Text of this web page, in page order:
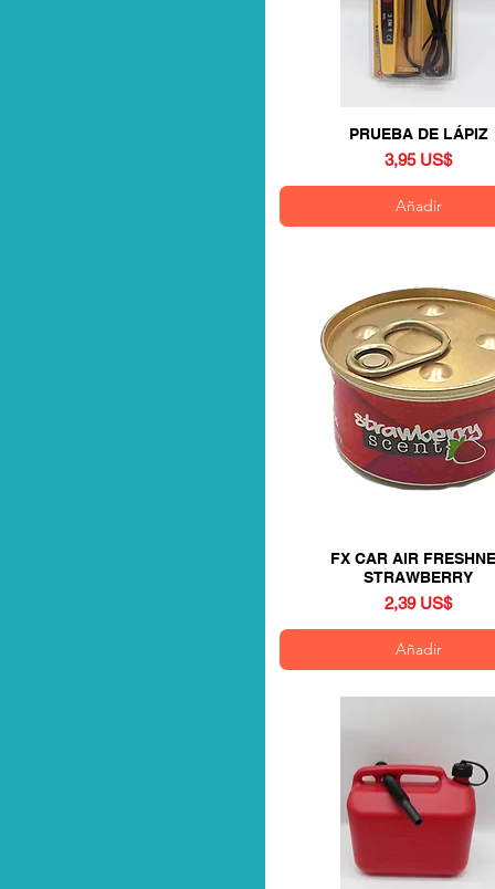
Vista rápida
PRUEBA DE LÁPIZ
Precio
3,95 US$
Añadir
Vista rápida
FX CAR AIR
STRAWBERRY
Precio
2,39 US$
Añadir